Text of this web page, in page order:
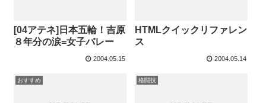
[04アテネ]日本五輪！吉原
８年分の涙=女子バレー
2004.05.15
HTMLクイックリファレン
ス
2004.05.14
おすすめ 格闘技